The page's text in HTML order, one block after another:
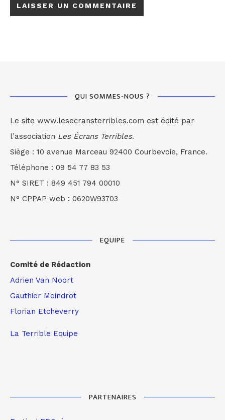
QUI SOMMES-NOUS ?
Le site www.lesecransterribles.com est édité par
l’association Les Écrans Terribles.
Siège : 10 avenue Marceau 92400 Courbevoie, France.
Téléphone : 09 54 77 83 53
N° SIRET : 849 451 794 00010
N° CPPAP web : 0620W93703
EQUIPE
Comité de Rédaction
Adrien Van Noort
Gauthier Moindrot
Florian Etcheverry
La Terrible Equipe
PARTENAIRES